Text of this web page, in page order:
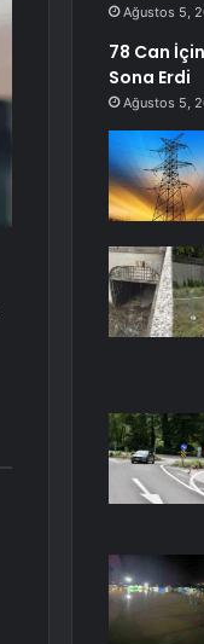
Ağustos 5,
78 Can
Sona Erdi
Ağustos 5,